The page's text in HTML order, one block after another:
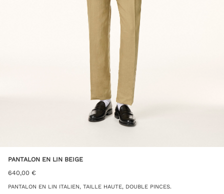
PANTALON EN LIN BEIGE
PANTALON EN LIN ITALIEN, TAILLE HAUTE, DOUBLE PINCES.
640,00 €